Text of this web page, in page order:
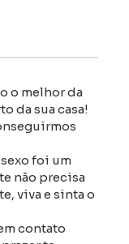
o melhor da
da sua casa!
foi um
não precisa
viva e sinta o
contato